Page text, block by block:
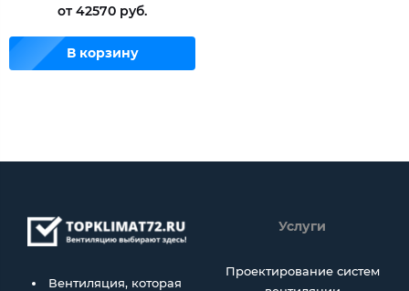
от 42570 руб.
В корзину
Вентиляция, которая
Услуги
Проектирование систем